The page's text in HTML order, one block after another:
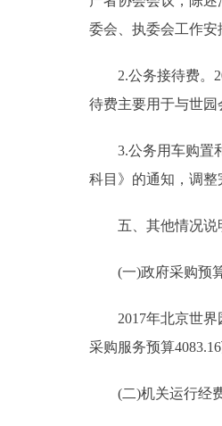
委会、执委会工作
2.公务接待费。
待费主要用于与世
3.公务用车购置和
科目》的通知，调整
五、其他情况说
(一)政府采购预
2017年北京世界园
采购服务预算4083.16
(二)机关运行经